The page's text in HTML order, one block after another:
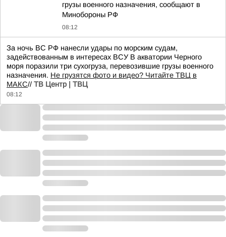
грузы военного назначения, сообщают в
Минобороны РФ
08:12
За ночь ВС РФ нанесли удары по морским судам,
задействованным в интересах ВСУ В акватории Черного
моря поразили три сухогруза, перевозившие грузы военного
назначения. Не грузятся фото и видео? Читайте ТВЦ в
МАКС// ТВ Центр | ТВЦ
08:12